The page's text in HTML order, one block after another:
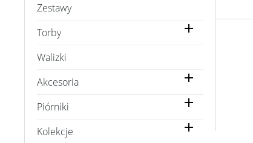
Zestawy
Torby

Walizki
Akcesoria

Piórniki 
Kolekcje 